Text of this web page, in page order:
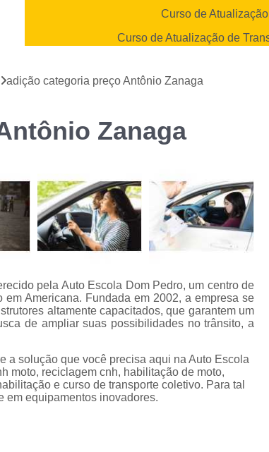
Curso de
Curso de Atualização de
Curso de Atualização
Curso de Formação de Transporte Coletivo
Curso de Transporte Coletivo Formação e
Cursos Transporte Coletivo
Carteira de Carro e Moto
Carteira de
Carteira Moto e Carro
Cnh
Habilitação Carro e Moto Cidade
Carteira de Habilitação Cassada
Cnh Cassada e Vencida
Cnh
Habilitação Cassada
Habilitação
Primeira
adição categoria preço Antônio Zanaga
Zanaga
pela Auto Escola Dom Pedro, um centro de
Americana. Fundada em 2002, a empresa se
altamente capacitados, que garantem um
de ampliar suas possibilidades no trânsito, a
a solução que você precisa aqui na Auto Escola
moto, reciclagem cnh, habilitação de moto,
e curso de transporte coletivo. Para tal
em equipamentos inovadores.